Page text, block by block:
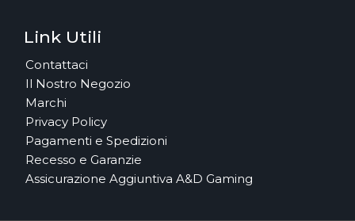
Link Utili
Contattaci
Il Nostro Negozio
Marchi
Privacy Policy
Pagamenti e Spedizioni
Recesso e Garanzie
Assicurazione Aggiuntiva A&D Gaming